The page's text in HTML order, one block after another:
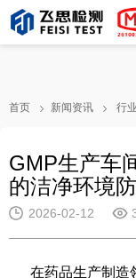
首页 新闻资讯 行
GMP生产车
的洁净环境
2026-02-12
在药品生产制造